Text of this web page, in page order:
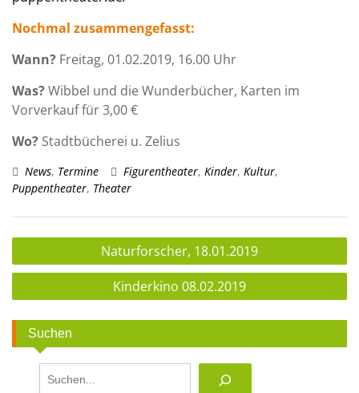
Nochmal zusammengefasst:
Wann? Freitag, 01.02.2019, 16.00 Uhr
Was?Wibbel und die Wunderbücher, Karten im
Vorverkauf für 3,00 €
Wo? Stadtbücherei u. Zelius
News, Termine Figurentheater, Kinder, Kultur,
Puppentheater, Theater
Beitragsnavigation
Naturforscher, 18.01.2019
Kinderkino 08.02.2019
Suchen